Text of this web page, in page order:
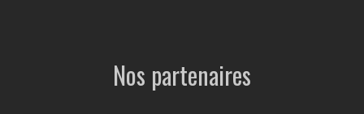
Nos partenaires